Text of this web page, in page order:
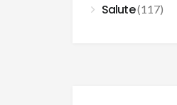
Salute(117)